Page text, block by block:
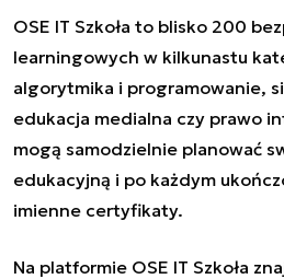
OSE IT Szkoła to blisko 200
learningowych w kilkunastu
algorytmika i programowanie,
edukacja medialna czy prawo
mogą samodzielnie planować
edukacyjną i po każdym
imienne certyfikaty.
Na platformie OSE IT Szkoła